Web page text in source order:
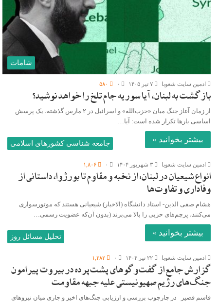
شامات
ادمین سایت شعوبا ۷ تیر ۱۴۰۵ ۰ ۵۸۰
بازگشت به لبنان، آیا سوریه جام تلخ را خواهد نوشید؟
از زمان آغاز جنگ میان «حزب‌الله» و اسرائیل در ۲ مارس گذشته، یک پرسش
اساسی بارها تکرار شده است: آیا…
بیشتر بخوانید » جامعه شناسی کشورهای اسلامی
ادمین سایت شعوبا ۳ شهریور ۱۴۰۴ ۰ ۱,۸۰۶
انواع شیعیان در لبنان: از نخبه و مقاوم تا بورژوا، داستانی از
وفاداری و تفاوت‌ها
هشام صفی الدین- استاد دانشگاه (الاخبار) شیعیانی هستند که موتورسواری
می‌کنند، پرچم‌های حزبی را بالا می‌برند (بدون آن‌که عضویت رسمی…
بیشتر بخوانید » تحلیل مسائل روز
ادمین سایت شعوبا ۲۲ تیر ۱۴۰۴ ۰ ۱,۲۸۲
گزارش جامع از گفت‌وگوهای پشت‌پرده در بیروت پیرامون
جنگ‌های رژیم صهیونیستی علیه جبهه مقاومت
قاسم قصیر در چارچوب بررسی و ارزیابی جنگ‌های اخیر و جاری میان نیروهای